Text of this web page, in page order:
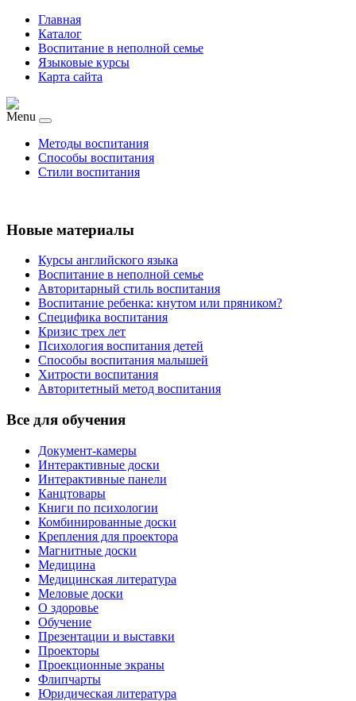
Главная
Каталог
Воспитание в неполной семье
Языковые курсы
Карта сайта
Menu
Методы воспитания
Способы воспитания
Стили воспитания
Новые материалы
Курсы английского языка
Воспитание в неполной семье
Авторитарный стиль воспитания
Воспитание ребенка: кнутом или пряником?
Специфика воспитания
Кризис трех лет
Психология воспитания детей
Способы воспитания малышей
Хитрости воспитания
Авторитетный метод воспитания
Все для обучения
Документ-камеры
Интерактивные доски
Интерактивные панели
Канцтовары
Книги по психологии
Комбинированные доски
Крепления для проектора
Магнитные доски
Медицина
Медицинская литература
Меловые доски
О здоровье
Обучение
Презентации и выставки
Проекторы
Проекционные экраны
Флипчарты
Юридическая литература